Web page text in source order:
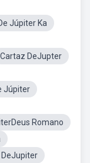
Júpiter Ka
Cartaz DeJupter
Júpiter
Romano
DeJupiter